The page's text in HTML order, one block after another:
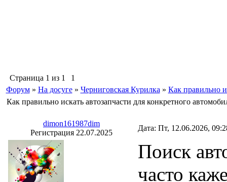
Страница 1 из 1
1
Форум » На досуге » Черниговская Курилка » Как правильно
Как правильно искать автозапчасти для конкретного
dimon161987dim
Регистрация 22.07.2025
Дата: Пт, 12.06.2026,
Поиск
часто